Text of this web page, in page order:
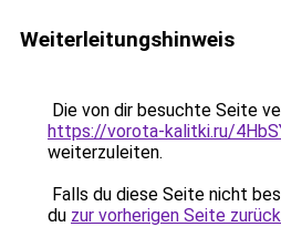
Weiterleitungshinweis
Die von dir besuchte Seite
https://vorota-kalitki.ru/
weiterzuleiten.
Falls du diese Seite nicht
du zur vorherigen Seite